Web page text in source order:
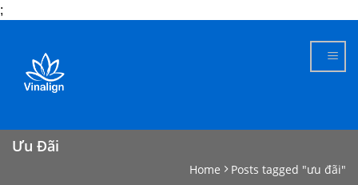
;
content
Ưu Đãi
Home Posts tagged "ưu đãi"